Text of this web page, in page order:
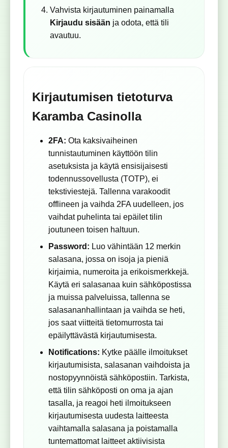
Vahvista kirjautuminen painamalla
Kirjaudu sisään ja odota, että tili
avautuu.
Kirjautumisen tietoturva
Karamba Casinolla
2FA: Ota kaksivaiheinen
tunnistautuminen käyttöön tilin
asetuksista ja käytä ensisijaisesti
todennussovellusta (TOTP), ei
tekstiviestejä. Tallenna varakoodit
offlineen ja vaihda 2FA uudelleen, jos
vaihdat puhelinta tai epäilet tilin
joutuneen toisen haltuun.
Password: Luo vähintään 12 merkin
salasana, jossa on isoja ja pieniä
kirjaimia, numeroita ja erikoismerkkejä.
Käytä eri salasanaa kuin sähköpostissa
ja muissa palveluissa, tallenna se
salasananhallintaan ja vaihda se heti,
jos saat viitteitä tietomurrosta tai
epäilyttävästä kirjautumisesta.
Notifications: Kytke päälle ilmoitukset
kirjautumisista, salasanan vaihdoista ja
nostopyynnöistä sähköpostiin. Tarkista,
että tilin sähköposti on oma ja ajan
tasalla, ja reagoi heti ilmoitukseen
kirjautumisesta uudesta laitteesta
vaihtamalla salasana ja poistamalla
tuntemattomat laitteet aktiivisista